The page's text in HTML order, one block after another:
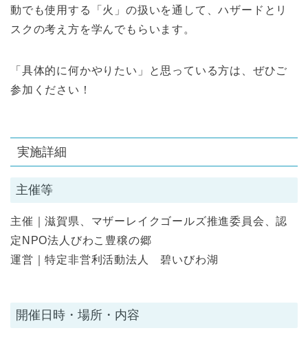
動でも使用する「火」の扱いを通して、ハザードとリ
スクの考え方を学んでもらいます。
「具体的に何かやりたい」と思っている方は、ぜひご
参加ください！
実施詳細
主催等
主催｜滋賀県、マザーレイクゴールズ推進委員会、認
定NPO法人びわこ豊穣の郷
運営｜特定非営利活動法人 碧いびわ湖
開催日時・場所・内容